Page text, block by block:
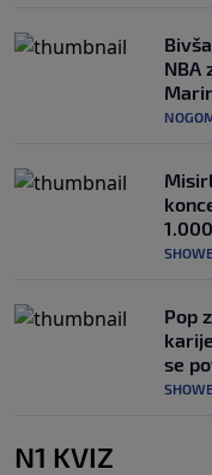
NBA
Pop
se
N1 KVIZ